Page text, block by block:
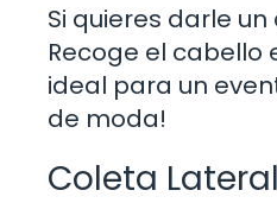
Si quieres darle
Recoge el cabello
ideal para un
de moda!
Coleta